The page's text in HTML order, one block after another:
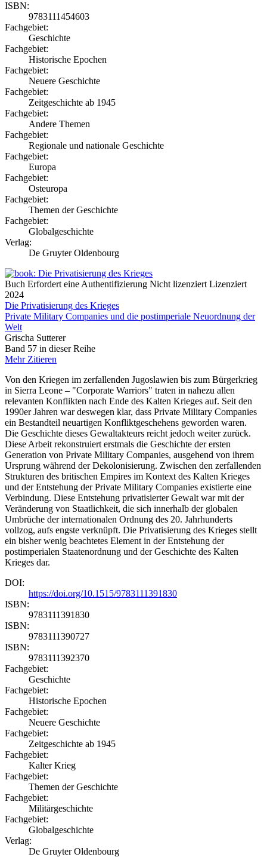
ISBN:
9783111454603
Fachgebiet:
Geschichte
Fachgebiet:
Historische Epochen
Fachgebiet:
Neuere Geschichte
Fachgebiet:
Zeitgeschichte ab 1945
Fachgebiet:
Andere Themen
Fachgebiet:
Regionale und nationale Geschichte
Fachgebiet:
Europa
Fachgebiet:
Osteuropa
Fachgebiet:
Themen der Geschichte
Fachgebiet:
Globalgeschichte
Verlag:
De Gruyter Oldenbourg
Buch Erfordert eine Authentifizierung Nicht lizenziert Lizenziert
2024
Die Privatisierung des Krieges
Private Military Companies und die postimperiale Neuordnung der
Welt
Grischa Sutterer
Band 57 in dieser Reihe
Mehr Zitieren
Von den Kriegen im zerfallenden Jugoslawien bis zum Bürgerkrieg
in Sierra Leone – "Corporate Warriors" traten in nahezu allen
relevanten Konflikten nach Ende des Kalten Krieges auf. Seit den
1990er Jahren war deswegen klar, dass Private Military Companies
ein Bestandteil neuartigen Konfliktgeschehens geworden waren.
Die Geschichte dieses Gewaltakteurs reicht jedoch weiter zurück.
Diese Arbeit rekonstruiert erstmals die Geschichte der ersten
Generation von Private Military Companies, ausgehend von ihrem
Ursprung während der Dekolonisierung. Zwischen den zerfallenden
Strukturen des britischen Empires im Kontext des Kalten Krieges
und der Entstehung der Private Military Companies existierte eine
Verbindung. Diese Entstehung privatisierter Gewalt war mit der
Veränderung von Staatlichkeit, die sich innerhalb der globalen
Umbrüche der internationalen Ordnung des 20. Jahrhunderts
vollzog, aufs engste verknüpft. Die Privatisierung des Krieges stellt
ein bisher wenig beachtetes Element in der Entstehung der
postimperialen Staatenordnung und der Geschichte des Kalten
Krieges dar.
DOI:
https://doi.org/10.1515/9783111391830
ISBN:
9783111391830
ISBN:
9783111390727
ISBN:
9783111392370
Fachgebiet:
Geschichte
Fachgebiet:
Historische Epochen
Fachgebiet:
Neuere Geschichte
Fachgebiet:
Zeitgeschichte ab 1945
Fachgebiet:
Kalter Krieg
Fachgebiet:
Themen der Geschichte
Fachgebiet:
Militärgeschichte
Fachgebiet:
Globalgeschichte
Verlag:
De Gruyter Oldenbourg